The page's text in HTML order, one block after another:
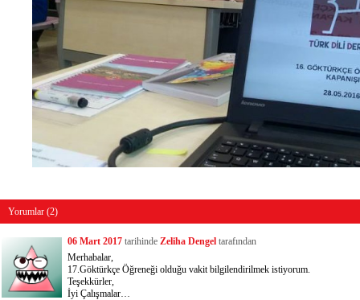
Yorumlar (2)
06 Mart 2017 tarihinde Zeliha Dengel tarafından
Merhabalar,
17.Göktürkçe Öğreneği olduğu vakit bilgilendirilmek istiyorum.
Teşekkürler,
İyi Çalışmalar…